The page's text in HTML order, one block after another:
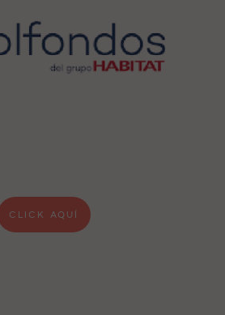
CLICK AQUÍ